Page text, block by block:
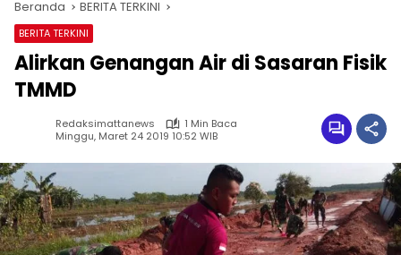
Beranda BERITA TERKINI
BERITA TERKINI
Alirkan Genangan Air di Sasaran Fisik
TMMD
Redaksimattanews
1 Min Baca
Minggu, Maret 24 2019 10:52 WIB